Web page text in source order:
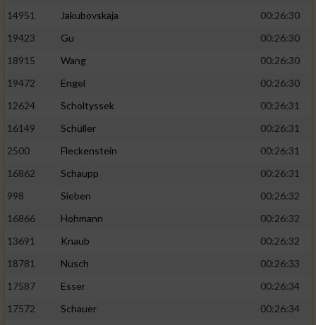
14951
Jakubovskaja
00:26:30
19423
Gu
00:26:30
18915
Wang
00:26:30
19472
Engel
00:26:30
12624
Scholtyssek
00:26:31
16149
Schüller
00:26:31
2500
Fleckenstein
00:26:31
16862
Schaupp
00:26:31
998
Sieben
00:26:32
16866
Hohmann
00:26:32
13691
Knaub
00:26:32
18781
Nusch
00:26:33
17587
Esser
00:26:34
17572
Schauer 00:26:34